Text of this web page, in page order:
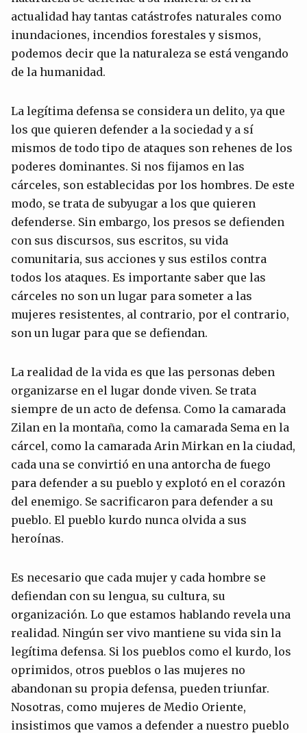
actualidad hay tantas catástrofes naturales como
inundaciones, incendios forestales y sismos,
podemos decir que la naturaleza se está vengando
de la humanidad.
La legítima defensa se considera un delito, ya que
los que quieren defender a la sociedad y a sí
mismos de todo tipo de ataques son rehenes de los
poderes dominantes. Si nos fijamos en las
cárceles, son establecidas por los hombres. De este
modo, se trata de subyugar a los que quieren
defenderse. Sin embargo, los presos se defienden
con sus discursos, sus escritos, su vida
comunitaria, sus acciones y sus estilos contra
todos los ataques. Es importante saber que las
cárceles no son un lugar para someter a las
mujeres resistentes, al contrario, por el contrario,
son un lugar para que se defiendan.
La realidad de la vida es que las personas deben
organizarse en el lugar donde viven. Se trata
siempre de un acto de defensa. Como la camarada
Zilan en la montaña, como la camarada Sema en la
cárcel, como la camarada Arin Mirkan en la ciudad,
cada una se convirtió en una antorcha de fuego
para defender a su pueblo y explotó en el corazón
del enemigo. Se sacrificaron para defender a su
pueblo. El pueblo kurdo nunca olvida a sus
heroínas.
Es necesario que cada mujer y cada hombre se
defiendan con su lengua, su cultura, su
organización. Lo que estamos hablando revela una
realidad. Ningún ser vivo mantiene su vida sin la
legítima defensa. Si los pueblos como el kurdo, los
oprimidos, otros pueblos o las mujeres no
abandonan su propia defensa, pueden triunfar.
Nosotras, como mujeres de Medio Oriente,
insistimos que vamos a defender a nuestro pueblo